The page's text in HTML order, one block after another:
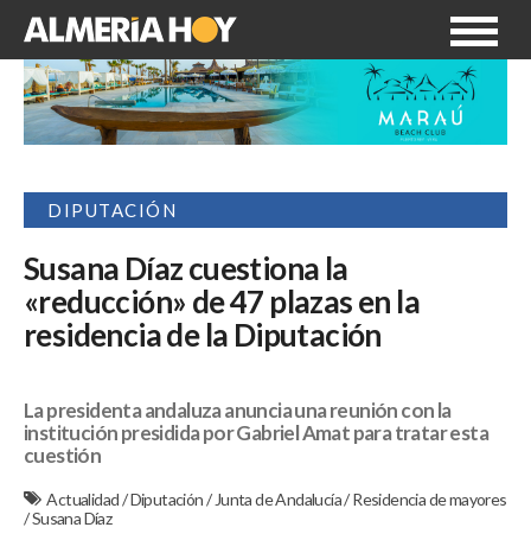
DIPUTACIÓN
Susana Díaz cuestiona la
«reducción» de 47 plazas en la
residencia de la Diputación
La presidenta andaluza anuncia una reunión con la
institución presidida por Gabriel Amat para tratar esta
cuestión
Actualidad/Diputación/ Junta de Andalucía/Residencia de mayores
/Susana Díaz